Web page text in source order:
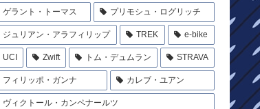
ゲラント・トーマス プリモシュ・ログリッチ
ジュリアン・アラフィリップ TREK e-bike
UCI Zwift トム・デュムラン STRAVA
フィリッポ・ガンナ カレブ・ユアン
ヴィクトール・カンペナールツ